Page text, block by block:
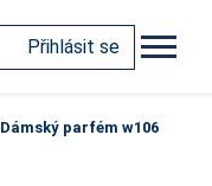
Přihlásit se
Dámský parfém w106